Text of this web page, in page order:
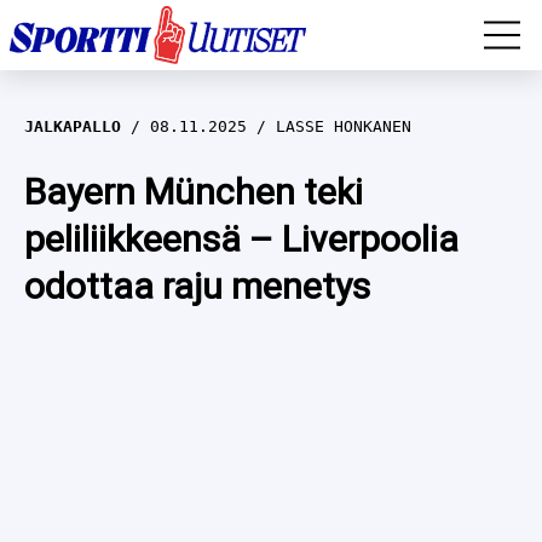
EM-YLEISURHEILU
JÄÄKIEKKO
YLEISURHEILU
WILMA HELTELÄ
TALVILAJIT
JALKAPALLO 08.11.2025 LASSE HONKANEN
Bayern München teki
peliliikkeensä – Liverpoolia
odottaa raju menetys